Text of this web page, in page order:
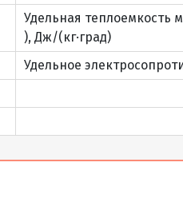
ПН, ПУ, ПВ, ПО
Б ПН, ПУ, ПВ, ПО
Удельная теплоемкость
), Дж/(кг·град)
Удельное